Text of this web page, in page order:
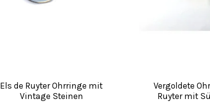
Els de Ruyter Ohrringe mit
Vintage Steinen
Vergoldete
Ruyter mit